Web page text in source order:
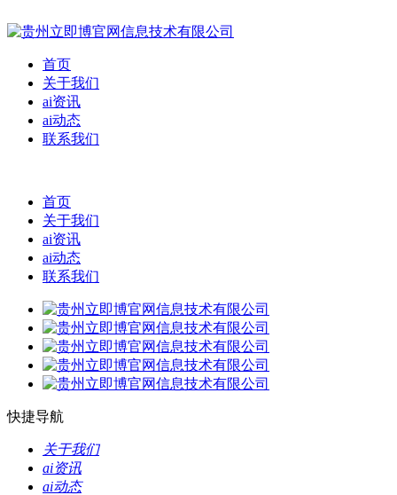
首页
关于我们
ai资讯
ai动态
联系我们
首页
关于我们
ai资讯
ai动态
联系我们
快捷导航
关于我们
ai资讯
ai动态